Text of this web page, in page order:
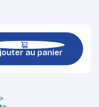
au panier